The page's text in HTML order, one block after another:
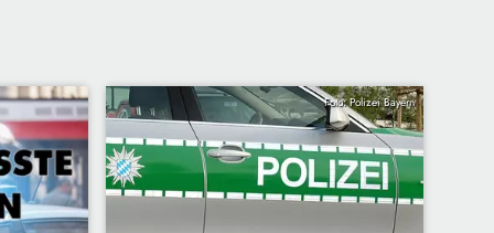
Foto: Polizei Bayern